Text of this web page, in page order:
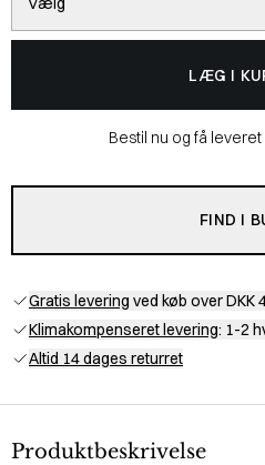
LÆG I
Bestil nu og få leveret
FIND I
Gratis levering ved køb over DKK
Klimakompenseret levering: 1-2
Altid 14 dages returret
Produktbeskrivelse